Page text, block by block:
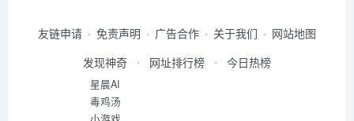
友链申请 免责声明 广告合作 关于我们
网站地图
发现神奇
星晨AI
毒鸡汤
网址排行榜 今日热榜